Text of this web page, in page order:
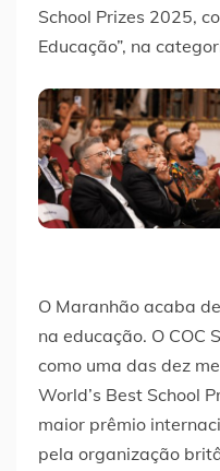
School Prizes 2025,
Educação”, na
O Maranhão acaba
na educação. O COC
como uma das dez
World’s Best School
maior prêmio
pela organização